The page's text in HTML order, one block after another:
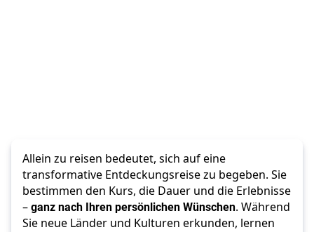
Allein zu reisen bedeutet, sich auf eine
transformative Entdeckungsreise zu begeben. Sie
bestimmen den Kurs, die Dauer und die Erlebnisse
– ganz nach Ihren persönlichen Wünschen. Während
Sie neue Länder und Kulturen erkunden, lernen